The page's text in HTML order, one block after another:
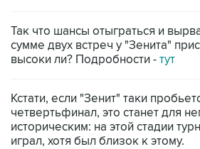
Так что шансы отыграться и
сумме двух встреч у "Зенита"
высоки ли? Подробности - тут
Кстати, если "Зенит" таки
четвертьфинал, это станет для
историческим: на этой стадии
играл, хотя был близок к этому.